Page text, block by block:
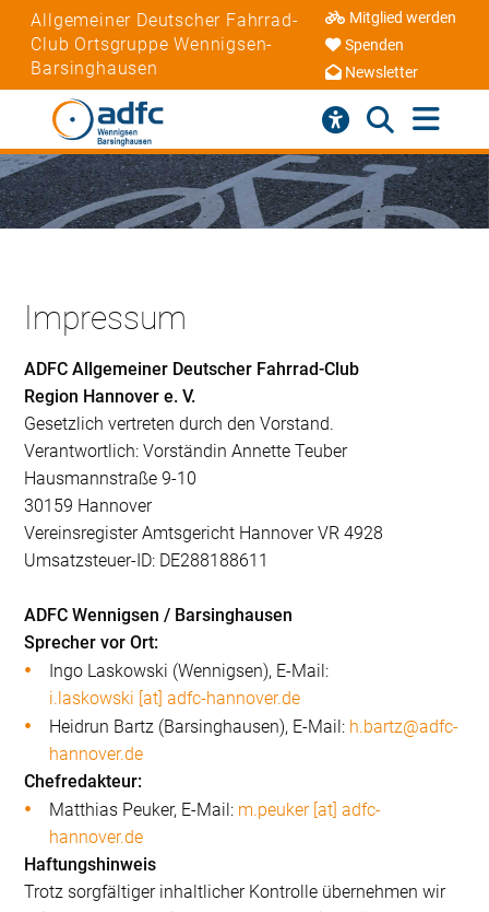
Allgemeiner Deutscher Fahrrad-
Club Ortsgruppe Wennigsen-
Barsinghausen
Mitglied werden
Spenden
Newsletter
Impressum
ADFC Allgemeiner Deutscher Fahrrad-Club
Region Hannover e. V.
Gesetzlich vertreten durch den Vorstand.
Verantwortlich: Vorständin Annette Teuber
Hausmannstraße 9-10
30159 Hannover
Vereinsregister Amtsgericht Hannover VR 4928
Umsatzsteuer-ID: DE288188611
ADFC Wennigsen / Barsinghausen
Sprecher vor Ort:
Ingo Laskowski (Wennigsen), E-Mail:
i.laskowski [at] adfc-hannover.de
Heidrun Bartz (Barsinghausen), E-Mail: h.bartz@adfc-
hannover.de
Chefredakteur:
Matthias Peuker, E-Mail: m.peuker [at] adfc-
hannover.de
Haftungshinweis
Trotz sorgfältiger inhaltlicher Kontrolle übernehmen wir